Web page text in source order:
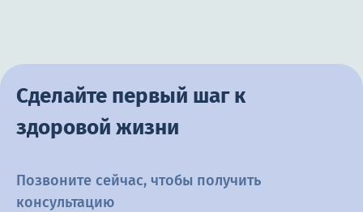
Сделайте первый шаг к
здоровой жизни
Позвоните сейчас, чтобы получить
консультацию